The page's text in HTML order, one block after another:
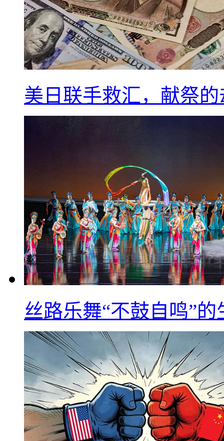
美日联手救汇，献祭
丝路乐舞“不鼓自鸣”